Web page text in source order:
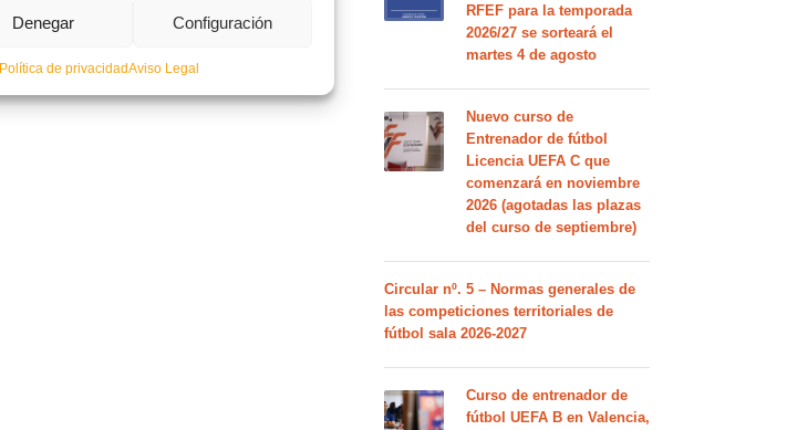
Denegar Configuración
Política de privacidadAviso Legal
RFEF para la temporada
2026/27 se sorteará el
martes 4 de agosto
Nuevo curso de
Entrenador de fútbol
Licencia UEFA C que
comenzará en noviembre
2026 (agotadas las plazas
del curso de septiembre)
Circular nº. 5 – Normas generales de
las competiciones territoriales de
fútbol sala 2026-2027
Curso de entrenador de
fútbol UEFA B en Valencia,